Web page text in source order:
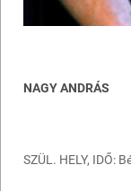
NAGY ANDRÁS
SZÜL. HELY, IDŐ: